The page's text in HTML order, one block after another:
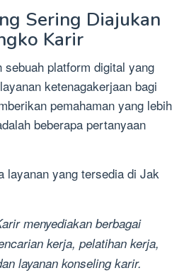
Sering Diajukan
Karir
platform digital yang
ketenagakerjaan bagi
pemahaman yang lebih
beberapa pertanyaan
layanan yang tersedia di Jak
menyediakan berbagai
kerja, pelatihan kerja,
layanan konseling karir.